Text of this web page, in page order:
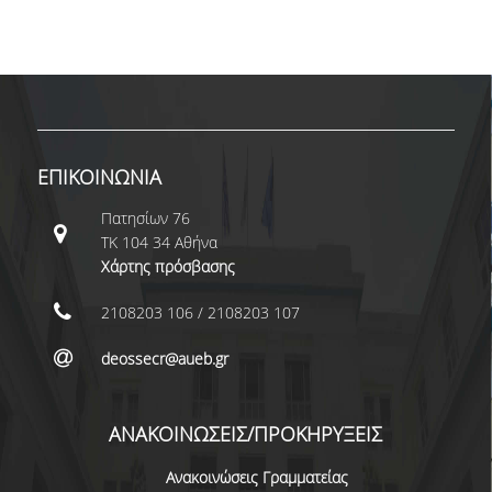
ΓΙΑ ΤΗ ΔΙΠΛΩΜΑΤΙΚΗ ΕΡΓΑΣΙΑ
ΓΕΝΙΚΕΣ ΠΛΗΡΟΦΟΡΙΕΣ
ΟΡΟΙ, ΠΡΟΫΠΟΘΕΣΕΙΣ,
ΧΡΗΜΑΤΟΔΟΤΗΣΗ
ΚΑΝΟΝΙΣΜΟΣ
ΕΠΙΚΟΙΝΩΝΙΑ
ΠΡΟΓΡΑΜΜΑ ERASMUS+
ΓΕΝΙΚΕΣ ΠΛΗΡΟΦΟΡΙΕΣ
ΕΠΙΚΟΙΝΩΝΙΑ
Πατησίων 76
ΤΚ 104 34 Αθήνα
Χάρτης πρόσβασης
2108203 106 / 2108203 107
deossecr@aueb.gr
ΑΝΑΚΟΙΝΩΣΕΙΣ/ΠΡΟΚΗΡΥΞΕΙΣ
Ανακοινώσεις Γραμματείας